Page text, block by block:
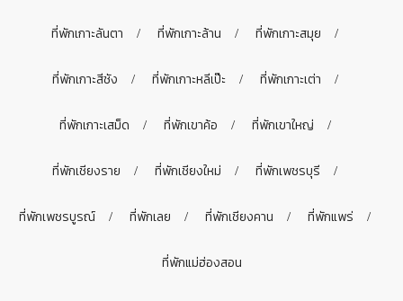
ที่พักเกาะลันตา ที่พักเกาะล้าน ที่พักเกาะสมุย
ที่พักเกาะสีชัง ที่พักเกาะหลีเป๊ะ ที่พักเกาะเต่า
ที่พักเกาะเสม็ด ที่พักเขาค้อ ที่พักเขาใหญ่
ที่พักเชียงราย ที่พักเชียงใหม่ ที่พักเพชรบุรี
ที่พักเพชรบูรณ์ ที่พักเลย ที่พักเชียงคาน ที่พักแพร่
ที่พักแม่ฮ่องสอน